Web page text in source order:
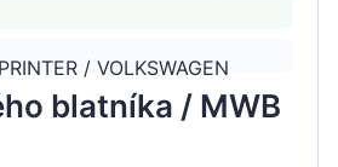
/ VOLKSWAGEN
blatníka / MWB